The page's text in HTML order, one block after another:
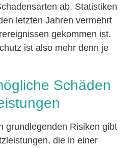
ab. Statistiken
letzten Jahren vermehrt
gekommen ist.
ist also mehr denn je
Schäden
grundlegenden Risiken gibt
die in einer